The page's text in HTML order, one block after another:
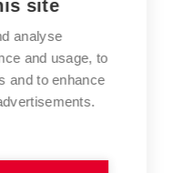
Vysoké
učení
technické
v
site
analyse
and usage, to
and to enhance